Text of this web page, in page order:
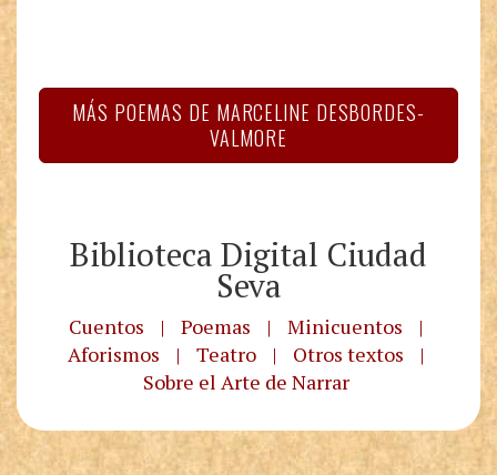
MÁS POEMAS DE MARCELINE DESBORDES-
VALMORE
Biblioteca Digital Ciudad
Seva
Cuentos | Poemas | Minicuentos
|
Aforismos
| Teatro | Otros textos
|
Sobre el Arte de Narrar